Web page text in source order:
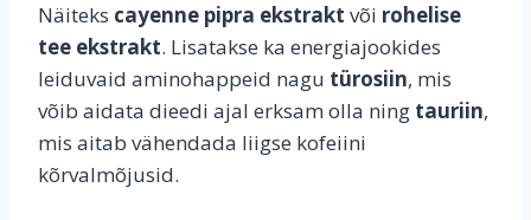
Näiteks cayenne pipra ekstrakt või rohelise
tee ekstrakt. Lisatakse ka energiajookides
leiduvaid aminohappeid nagu türosiin, mis
võib aidata dieedi ajal erksam olla ning tauriin,
mis aitab vähendada liigse kofeiini
kõrvalmõjusid.